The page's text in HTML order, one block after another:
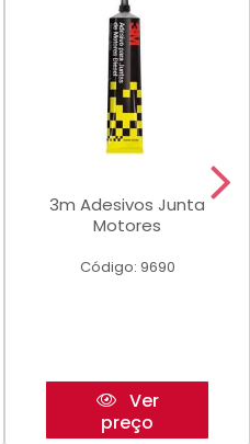
3m Adesivos Junta
Motores
Código: 9690
Ver
preço